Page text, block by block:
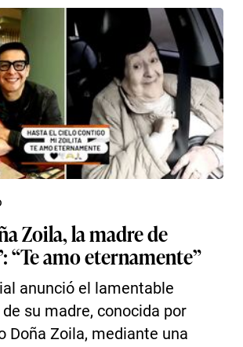
Zoila, la madre de
“Te amo eternamente”
anunció el lamentable
su madre, conocida por
Doña Zoila, mediante una